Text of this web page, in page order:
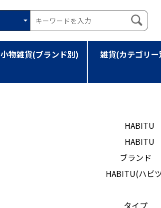
小物雑貨(ブランド別) 雑貨(カテゴリ
ブランド
HABITU(ハビ
タイプ